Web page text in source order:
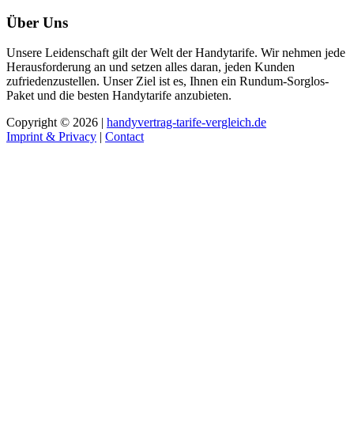
Über Uns
Unsere Leidenschaft gilt der Welt der Handytarife. Wir nehmen jede
Herausforderung an und setzen alles daran, jeden Kunden
zufriedenzustellen. Unser Ziel ist es, Ihnen ein Rundum-Sorglos-
Paket und die besten Handytarife anzubieten.
Copyright © 2026 | handyvertrag-tarife-vergleich.de
Imprint & Privacy | Contact